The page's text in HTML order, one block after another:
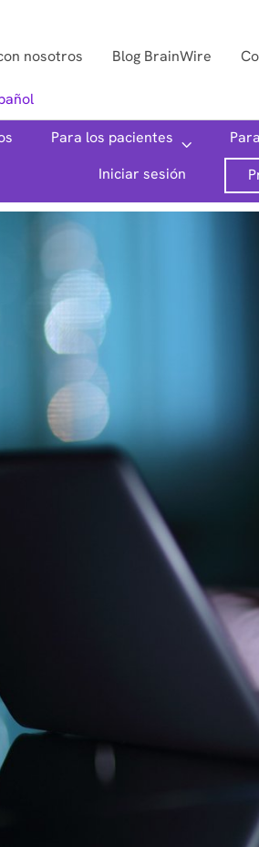
nosotros Blog BrainWire
Para los pacientes
Iniciar sesión